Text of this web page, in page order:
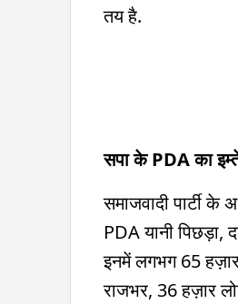
तय है.
सपा के PDA का
समाजवादी पार्टी
PDA यानी
इनमें लगभग 65
राजभर, 36 हज़ार